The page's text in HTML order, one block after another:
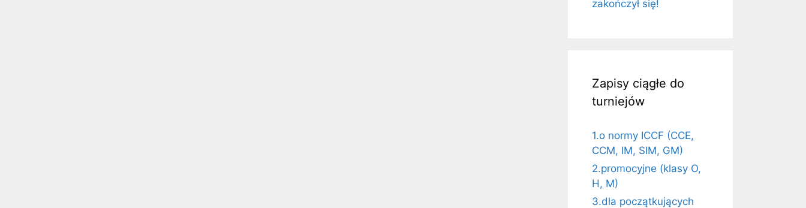
zakończył się!
Zapisy ciągłe do
turniejów
1.o normy ICCF (CCE,
CCM, IM, SIM, GM)
2.promocyjne (klasy O,
H, M)
3.dla początkujących